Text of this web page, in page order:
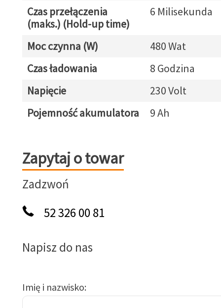
Czas przełączenia
(maks.) (Hold-up time)
6 Milisekunda
Moc czynna (W)
480 Wat
Czas ładowania
8 Godzina
Napięcie
230 Volt
Pojemność akumulatora
9 Ah
Zapytaj o towar
Zapytaj o towar
Zadzwoń
52 326 00 81
Napisz do nas
Imię i nazwisko